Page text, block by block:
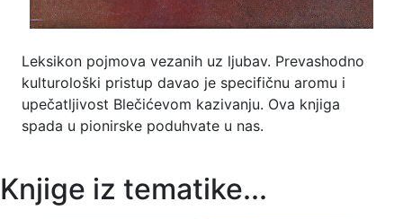
Leksikon pojmova vezanih uz ljubav. Prevashodno
kulturološki pristup davao je specifičnu aromu i
upečatljivost Blečićevom kazivanju. Ova knjiga
spada u pionirske poduhvate u nas.
Knjige iz tematike...